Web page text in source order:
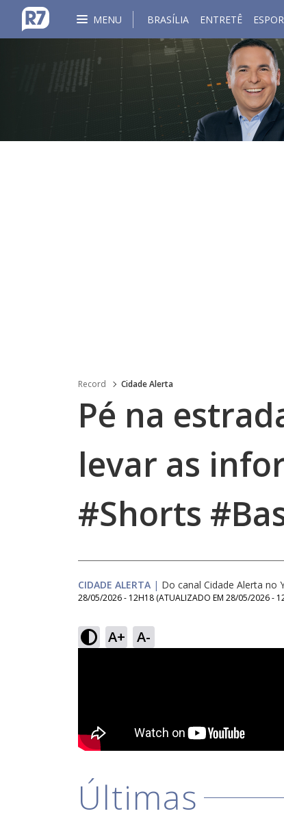
MENU BRASÍLIA ENTRETÊ
Record Cidade Alerta
Pé na
levar as
#Shorts
CIDADE ALERTA | Do canal Cidade Alerta no
28/05/2026 - 12H18 (ATUALIZADO EM 28/05/2026 -
A+ A-
Últimas